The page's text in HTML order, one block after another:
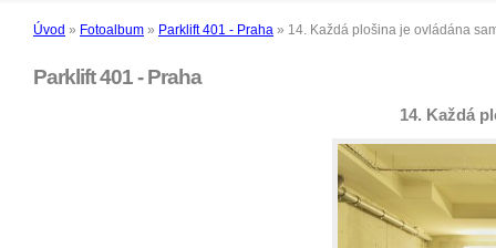
Úvod » Fotoalbum » Parklift 401 - Praha » 14. Každá plošina je ovládána
Parklift 401 - Praha
14. Každá